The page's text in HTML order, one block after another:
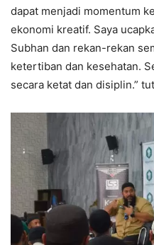
dapat menjadi momentum
ekonomi kreatif. Saya
Subhan dan rekan-rekan
ketertiban dan kesehatan.
secara ketat dan disiplin.”